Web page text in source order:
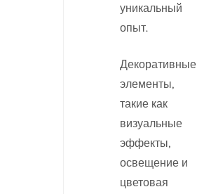
уникальный
опыт.
Декоративные
элементы,
такие как
визуальные
эффекты,
освещение и
цветовая